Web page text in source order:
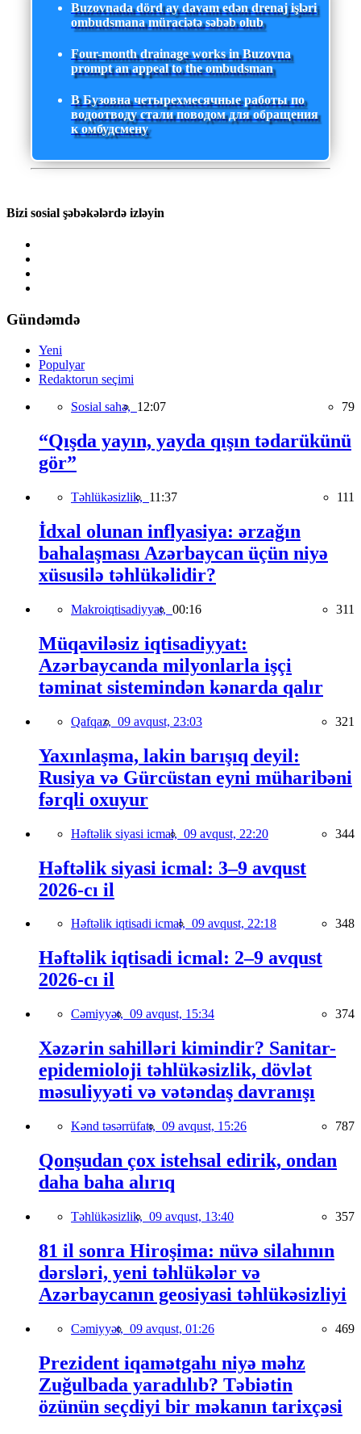
Buzovnada dörd ay davam edən drenaj işləri
ombudsmana müraciətə səbəb olub
Four-month drainage works in Buzovna
prompt an appeal to the ombudsman
В Бузовна четырехмесячные работы по
водоотводу стали поводом для обращения
к омбудсмену
Bizi sosial şəbəkələrdə izləyin
Gündəmdə
Yeni
Populyar
Redaktorun seçimi
Sosial sahə, 12:07 79
“Qışda yayın, yayda qışın tədarükünü
gör”
Təhlükəsizlik, 11:37 111
İdxal olunan inflyasiya: ərzağın
bahalaşması Azərbaycan üçün niyə
xüsusilə təhlükəlidir?
Makroiqtisadiyyat, 00:16 311
Müqaviləsiz iqtisadiyyat:
Azərbaycanda milyonlarla işçi
təminat sistemindən kənarda qalır
Qafqaz, 09 avqust, 23:03 321
Yaxınlaşma, lakin barışıq deyil:
Rusiya və Gürcüstan eyni müharibəni
fərqli oxuyur
Həftəlik siyasi icmal, 09 avqust, 22:20 344
Həftəlik siyasi icmal: 3–9 avqust
2026-cı il
Həftəlik iqtisadi icmal, 09 avqust, 22:18 348
Həftəlik iqtisadi icmal: 2–9 avqust
2026-cı il
Cəmiyyət, 09 avqust, 15:34 374
Xəzərin sahilləri kimindir? Sanitar-
epidemioloji təhlükəsizlik, dövlət
məsuliyyəti və vətəndaş davranışı
Kənd təsərrüfatı, 09 avqust, 15:26 787
Qonşudan çox istehsal edirik, ondan
daha baha alırıq
Təhlükəsizlik, 09 avqust, 13:40 357
81 il sonra Hiroşima: nüvə silahının
dərsləri, yeni təhlükələr və
Azərbaycanın geosiyasi təhlükəsizliyi
Cəmiyyət, 09 avqust, 01:26 469
Prezident iqamətgahı niyə məhz
Zuğulbada yaradılıb? Təbiətin
özünün seçdiyi bir məkanın tarixçəsi